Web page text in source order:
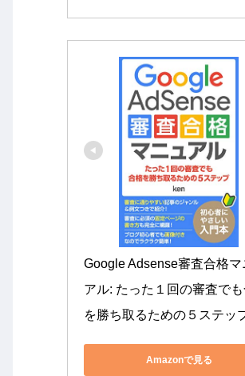
Google Adsense審査合格マ
アル: たった１回の審査で
を勝ち取るための５ステッ
Amazonで見る